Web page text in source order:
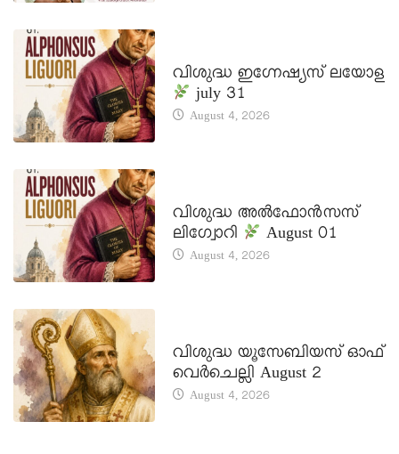
വിശുദ്ധ ഇഗ്നേഷ്യസ് ലയോള
july 31
August 4, 2026
വിശുദ്ധ അൽഫോൻസസ്
ലിഗ്വോറി
August 01
August 4, 2026
വിശുദ്ധ യൂസേബിയസ് ഓഫ്
വെർചെല്ലി August 2
August 4, 2026